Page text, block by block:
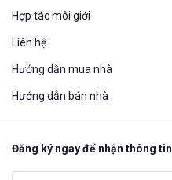
Hợp tác môi giới
Liên hệ
Hướng dẫn mua nhà​
Hướng dẫn bán nhà
Đăng ký ngay để nhận thông tin